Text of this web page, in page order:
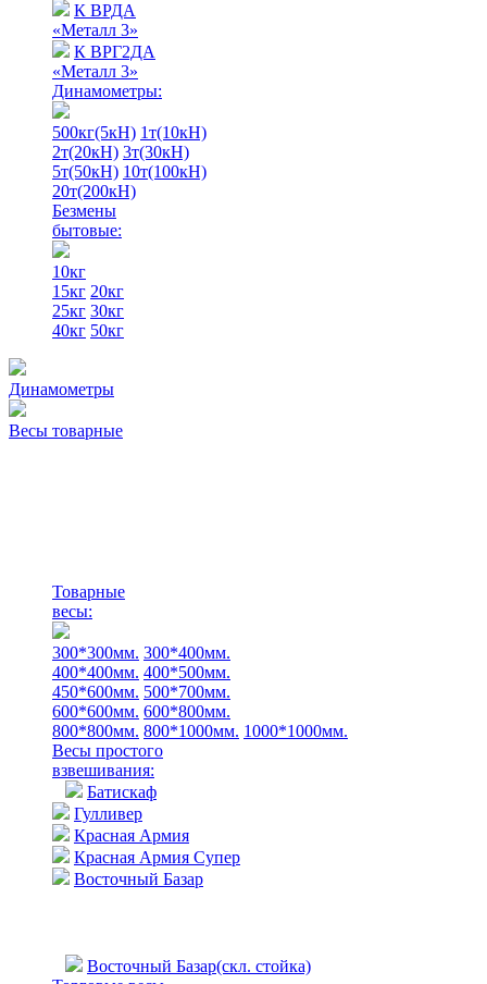
К ВРДА
«Металл 3»
К ВРГ2ДА
«Металл 3»
Динамометры:
500кг(5кН) 1т(10кН)
2т(20кН) 3т(30кН)
5т(50кН) 10т(100кН)
20т(200кН)
Безмены
бытовые:
10кг
15кг 20кг
25кг 30кг
40кг 50кг
Динамометры
Весы товарные
Товарные
весы:
300*300мм. 300*400мм.
400*400мм. 400*500мм.
450*600мм. 500*700мм.
600*600мм. 600*800мм.
800*800мм. 800*1000мм. 1000*1000мм.
Весы простого
взвешивания:
Батискаф
Гулливер
Красная Армия
Красная Армия Супер
Восточный Базар
Восточный Базар(скл. стойка)